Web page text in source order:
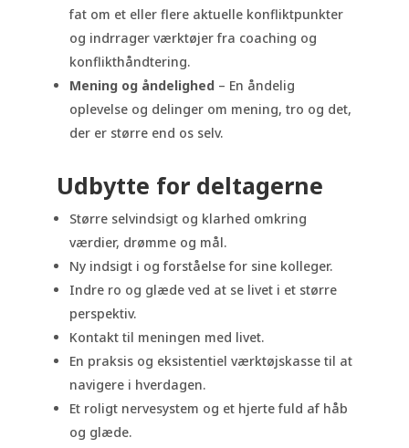
fat om et eller flere aktuelle konfliktpunkter
og indrrager værktøjer fra coaching og
konflikthåndtering.
Mening og åndelighed– En åndelig
oplevelse og delinger om mening, tro og det,
der er større end os selv.
Udbytte for deltagerne
Større selvindsigt og klarhed omkring
værdier, drømme og mål.
Ny indsigt i og forståelse for sine kolleger.
Indre ro og glæde ved at se livet i et større
perspektiv.
Kontakt til meningen med livet.
En praksis og eksistentiel værktøjskasse til at
navigere i hverdagen.
Et roligt nervesystem og et hjerte fuld af håb
og glæde.